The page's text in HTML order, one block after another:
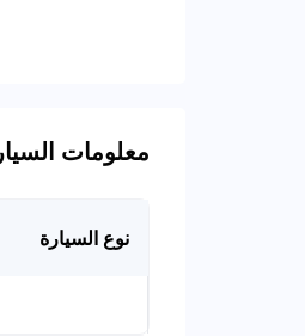
معلومات
نوع السيارة